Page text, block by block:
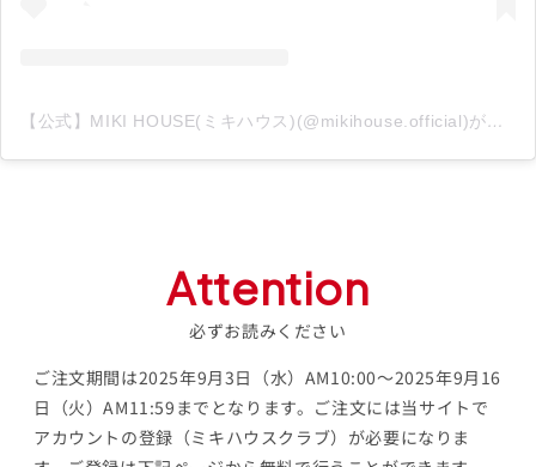
【公式】MIKI HOUSE(ミキハウス)(@mikihouse.official)がシェアした投稿
Attention
必ずお読みください
ご注文期間は2025年9月3日（水）AM10:00〜2025年9月16
日（火）AM11:59までとなります。ご注文には当サイトで
アカウントの登録（ミキハウスクラブ）が必要になりま